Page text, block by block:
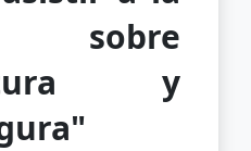
sobre
y